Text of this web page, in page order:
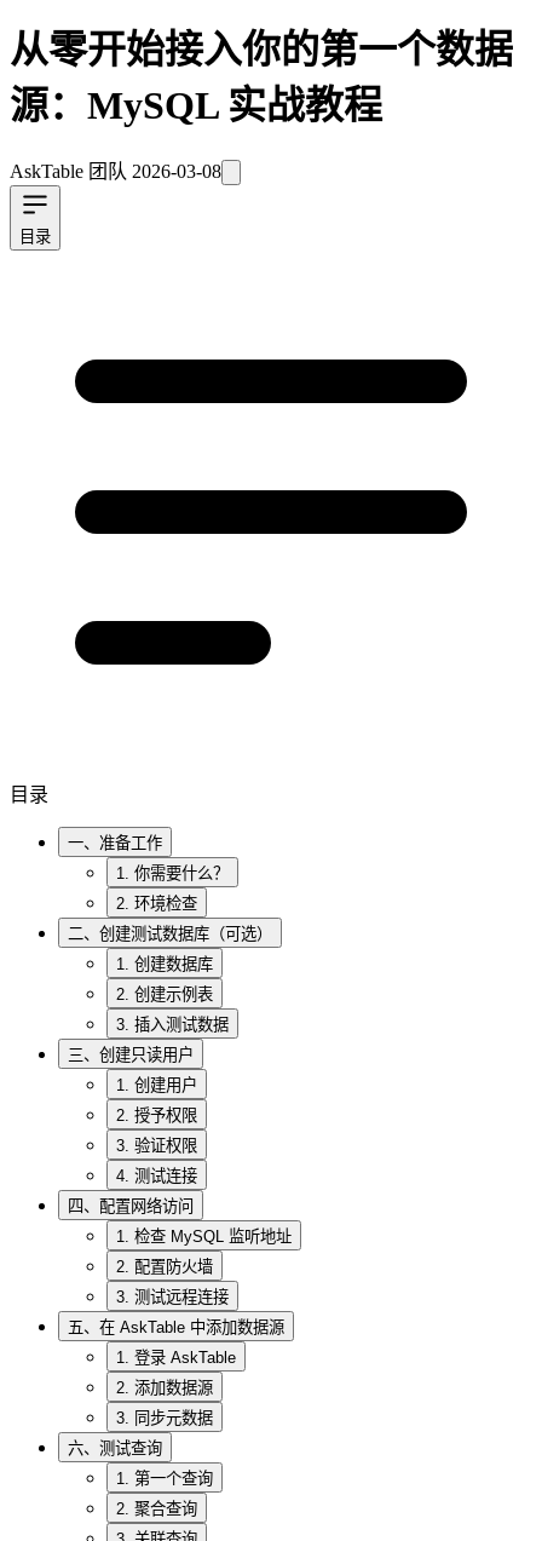
从零开始接入你的第一个数据
源：MySQL 实战教程
AskTable 团队 2026-03-08
目录
目录
一、准备工作
1. 你需要什么？
2. 环境检查
二、创建测试数据库（可选）
1. 创建数据库
2. 创建示例表
3. 插入测试数据
三、创建只读用户
1. 创建用户
2. 授予权限
3. 验证权限
4. 测试连接
四、配置网络访问
1. 检查 MySQL 监听地址
2. 配置防火墙
3. 测试远程连接
五、在 AskTable 中添加数据源
1. 登录 AskTable
2. 添加数据源
3. 同步元数据
六、测试查询
1. 第一个查询
2. 聚合查询